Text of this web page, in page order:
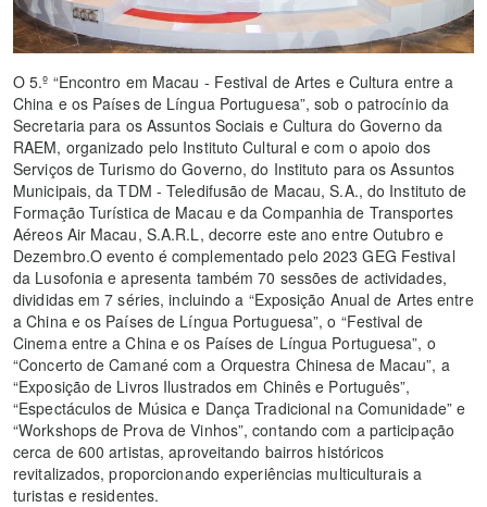
O 5.º “Encontro em Macau - Festival de Artes e Cultura entre a
China e os Países de Língua Portuguesa”, sob o patrocínio da
Secretaria para os Assuntos Sociais e Cultura do Governo da
RAEM, organizado pelo Instituto Cultural e com o apoio dos
Serviços de Turismo do Governo, do Instituto para os Assuntos
Municipais, da TDM - Teledifusão de Macau, S.A., do Instituto de
Formação Turística de Macau e da Companhia de Transportes
Aéreos Air Macau, S.A.R.L, decorre este ano entre Outubro e
Dezembro.O evento é complementado pelo 2023 GEG Festival
da Lusofonia e apresenta também 70 sessões de actividades,
divididas em 7 séries, incluindo a “Exposição Anual de Artes entre
a China e os Países de Língua Portuguesa”, o “Festival de
Cinema entre a China e os Países de Língua Portuguesa”, o
“Concerto de Camané com a Orquestra Chinesa de Macau”, a
“Exposição de Livros Ilustrados em Chinês e Português”,
“Espectáculos de Música e Dança Tradicional na Comunidade” e
“Workshops de Prova de Vinhos”, contando com a participação
cerca de 600 artistas, aproveitando bairros históricos
revitalizados, proporcionando experiências multiculturais a
turistas e residentes.